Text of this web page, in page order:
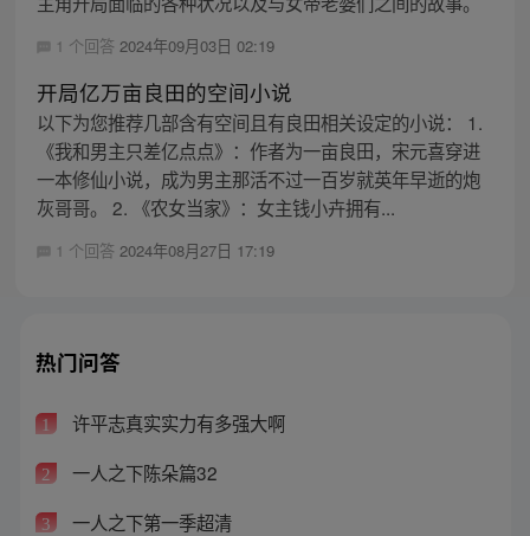
1 个回答 2024年09月03日 02:19
开局亿万亩良田的空间小说
以下为您推荐几部含有空间且有良田相关设定的小说： 1.
《我和男主只差亿点点》：作者为一亩良田，宋元喜穿进
一本修仙小说，成为男主那活不过一百岁就英年早逝的炮
灰哥哥。 2. 《农女当家》：女主钱小卉拥有...
1 个回答 2024年08月27日 17:19
热门问答
1 许平志真实实力有多强大啊
2 一人之下陈朵篇32
3 一人之下第一季超清